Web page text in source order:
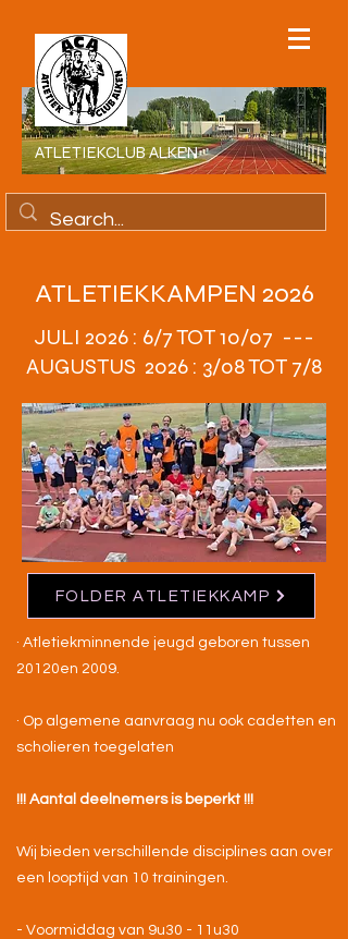
ATLETIEKCLUB ALKEN
ATLETIEKKAMPEN 2026
JULI 2026 : 6/7 TOT 10/07 ---
AUGUSTUS 2026 : 3/08 TOT 7/8
FOLDER ATLETIEKKAMP
· Atletiekminnende jeugd geboren tussen
20120en 2009.
· Op algemene aanvraag nu ook cadetten en
scholieren toegelaten
!!! Aantal deelnemers is beperkt !!!
Wij bieden verschillende disciplines aan over
een looptijd van 10 trainingen.
- Voormiddag van 9u30 - 11u30